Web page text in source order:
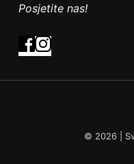
Posjetite nas!
© 2026 |